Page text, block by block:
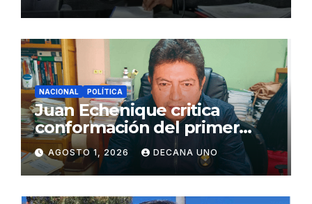
Juliaca
NACIONAL POLÍTICA
Juan Echenique critica
conformación del primer
gabinete ministerial de Keiko
Fujimori
AGOSTO 1, 2026 DECANA UNO